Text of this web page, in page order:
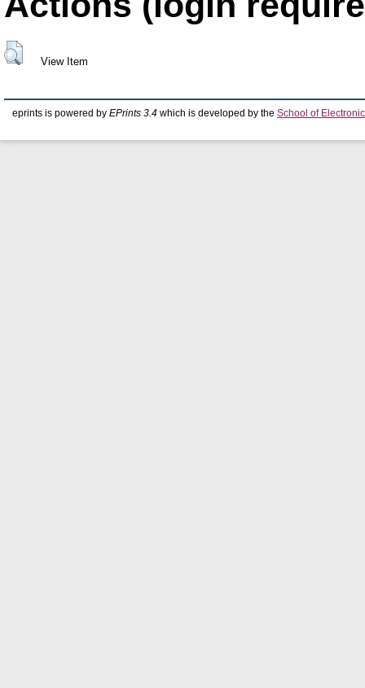
View Item
eprints is powered by EPrints 3.4 which is developed by the School of